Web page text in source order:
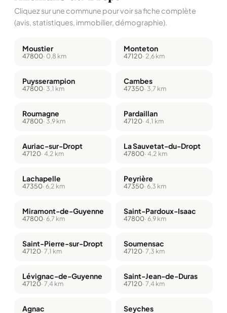
Cliquez sur une commune pour voir sa fiche complète
(avis, statistiques, immobilier, démographie).
Moustier
47800· 0,8 km
Monteton
47120· 2,6 km
Puysserampion
47800· 3,1 km
Cambes
47350· 3,7 km
Roumagne
47800· 3,9 km
Pardaillan
47120· 4,1 km
Auriac-sur-Dropt
47120· 4,2 km
La Sauvetat-du-Dropt
47800· 4,2 km
Lachapelle
47350· 6,2 km
Peyrière
47350· 6,3 km
Miramont-de-Guyenne
47800· 6,7 km
Saint-Pardoux-Isaac
47800· 6,9 km
Saint-Pierre-sur-Dropt
47120· 7,1 km
Soumensac
47120· 7,3 km
Lévignac-de-Guyenne
47120· 7,4 km
Saint-Jean-de-Duras
47120· 7,4 km
Agnac Seyches